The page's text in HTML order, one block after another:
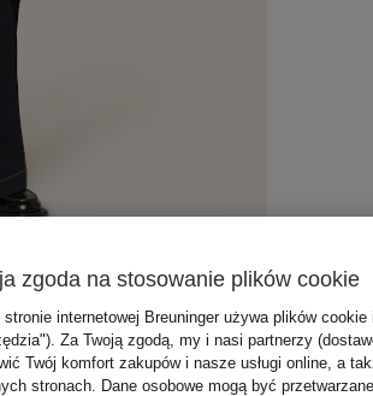
zgoda na stosowanie plików cookie
stronie internetowej Breuninger używa plików
Za Twoją zgodą, my i nasi partnerzy
Twój komfort zakupów i nasze usługi online, a
stronach. Dane osobowe mogą być